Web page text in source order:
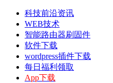
科技前沿资讯
WEB技术
智能路由器刷固件
软件下载
wordpress插件下载
每日福利领取
App下载